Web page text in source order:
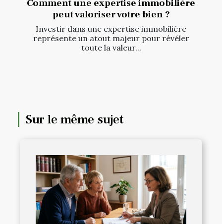
Comment une expertise immobilière
peut valoriser votre bien ?
Investir dans une expertise immobilière
représente un atout majeur pour révéler
toute la valeur...
Sur le même sujet